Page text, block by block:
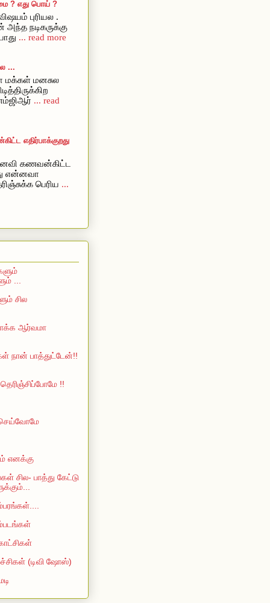
? எது பொய் ?
புரியல .
அந்த நடிகருக்கு
... read more
...
மக்கள் மனசுல
... read
எதிர்பாக்குறது
கணவன்கிட்ட
என்னவா
பெரிய ...
...
சில
ஆர்வமா
நான் பாத்துட்டேன்!!
!!
எனக்கு
சில- பாத்து கேட்டு
(டிவி ஷோஸ்)